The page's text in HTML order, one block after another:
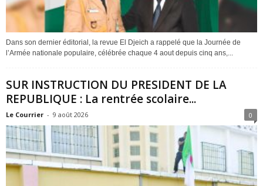
Dans son dernier éditorial, la revue El Djeich a rappelé que la Journée de
l’Armée nationale populaire, célébrée chaque 4 aout depuis cinq ans,...
SUR INSTRUCTION DU PRESIDENT DE LA
REPUBLIQUE : La rentrée scolaire...
Le Courrier - 9 août 2026 0